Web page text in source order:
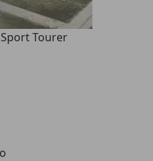
Sport Tourer